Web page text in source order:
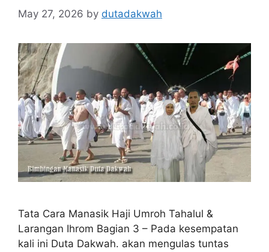
May 27, 2026 by dutadakwah
Tata Cara Manasik Haji Umroh Tahalul &
Larangan Ihrom Bagian 3 – Pada kesempatan
kali ini Duta Dakwah. akan mengulas tuntas